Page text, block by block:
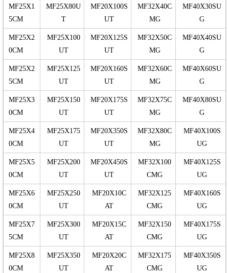
MF25X1
5CM
MF25X80U
T
MF20X100S
UT
MF32X40C
MG
MF40X30SU
G
MF25X2
0CM
MF25X100
UT
MF20X125S
UT
MF32X50C
MG
MF40X40SU
G
MF25X2
5CM
MF25X125
UT
MF20X160S
UT
MF32X60C
MG
MF40X60SU
G
MF25X3
0CM
MF25X150
UT
MF20X175S
UT
MF32X75C
MG
MF40X80SU
G
MF25X4
0CM
MF25X175
UT
MF20X350S
UT
MF32X80C
MG
MF40X100S
UG
MF25X5
0CM
MF25X200
UT
MF20X450S
UT
MF32X100
CMG
MF40X125S
UG
MF25X6
0CM
MF25X250
UT
MF20X10C
AT
MF32X125
CMG
MF40X160S
UG
MF25X7
5CM
MF25X300
UT
MF20X15C
AT
MF32X150
CMG
MF40X175S
UG
MF25X8
0CM
MF25X350
UT
MF20X20C
AT
MF32X175
CMG
MF40X350S
UG